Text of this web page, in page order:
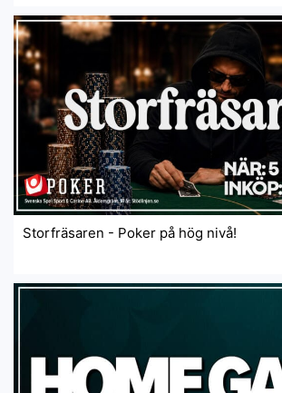
Storfräsaren - Poker på hög nivå!